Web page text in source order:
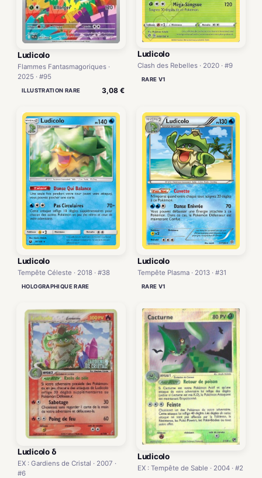
Ludicolo
Flammes Fantasmagoriques ·
2025 · #95
ILLUSTRATION RARE 3,08 €
Ludicolo
Clash des Rebelles · 2020 · #9
RARE V1
Ludicolo
Tempête Céleste · 2018 · #38
HOLOGRAPHIQUE RARE
Ludicolo
Tempête Plasma · 2013 · #31
RARE V1
Ludicolo δ
EX : Gardiens de Cristal · 2007 ·
#6
Ludicolo
EX : Tempête de Sable · 2004 · #2